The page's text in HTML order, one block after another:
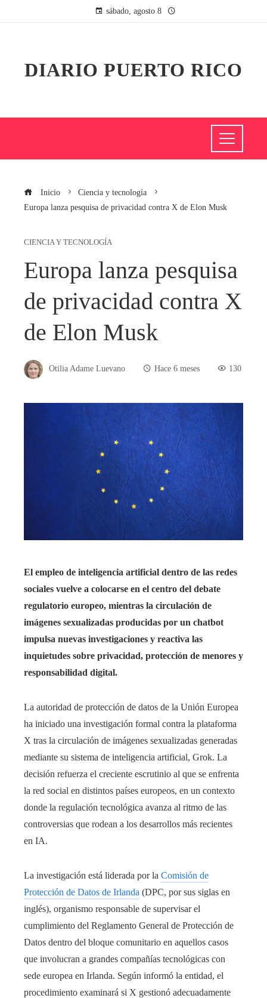
sábado, agosto 8
DIARIO PUERTO RICO
Inicio
Ciencia y tecnología
Europa lanza pesquisa de privacidad contra X de Elon Musk
CIENCIA Y TECNOLOGÍA
Europa lanza pesquisa
de privacidad contra X
de Elon Musk
Otilia Adame Luevano Hace 6 meses 130
El empleo de inteligencia artificial dentro de las redes
sociales vuelve a colocarse en el centro del debate
regulatorio europeo, mientras la circulación de
imágenes sexualizadas producidas por un chatbot
impulsa nuevas investigaciones y reactiva las
inquietudes sobre privacidad, protección de menores y
responsabilidad digital.
La autoridad de protección de datos de la Unión Europea
ha iniciado una investigación formal contra la plataforma
X tras la circulación de imágenes sexualizadas generadas
mediante su sistema de inteligencia artificial, Grok. La
decisión refuerza el creciente escrutinio al que se enfrenta
la red social en distintos países europeos, en un contexto
donde la regulación tecnológica avanza al ritmo de las
controversias que rodean a los desarrollos más recientes
en IA.
La investigación está liderada por la Comisión de
Protección de Datos de Irlanda (DPC, por sus siglas en
inglés), organismo responsable de supervisar el
cumplimiento del Reglamento General de Protección de
Datos dentro del bloque comunitario en aquellos casos
que involucran a grandes compañías tecnológicas con
sede europea en Irlanda. Según informó la entidad, el
procedimiento examinará si X gestionó adecuadamente